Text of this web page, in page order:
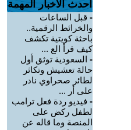
احدث الأخبار المهمة
- قبل الساعات
والخرائط الرقمية..
باحثة كويتية تكشف
كيف قرأ الع ...
- السعودية توثق أول
حالة تعشيش وتكاثر
لطائر صحراوي نادر
على أر ...
- فيديو ردة فعل ترامب
لطفل ركض على
المنصة وما قاله عن